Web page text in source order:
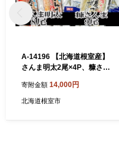
A-14196 【北海道根室産】
さんま明太2尾×4P、糠さん
寄附金額 14,000円
北海道根室市